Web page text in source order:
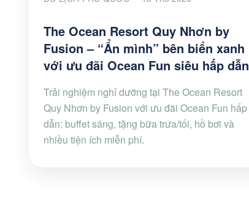
The Ocean Resort Quy Nhơn by
Fusion – “Ẩn mình” bên biển xanh
với ưu đãi Ocean Fun siêu hấp dẫn
Trải nghiệm nghỉ dưỡng tại The Ocean Resort
Quy Nhơn by Fusion với ưu đãi Ocean Fun hấp
dẫn: buffet sáng, tặng bữa trưa/tối, hồ bơi và
nhiều tiện ích miễn phí.